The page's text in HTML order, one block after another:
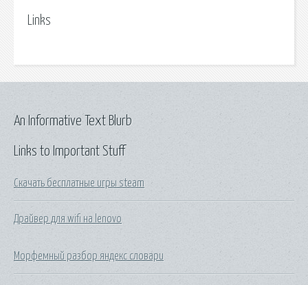
Links
Links to Important Stuff
Скачать бесплатные игры steam
Драйвер для wifi на lenovo
Морфемный разбор яндекс словари
An Informative Text Blurb